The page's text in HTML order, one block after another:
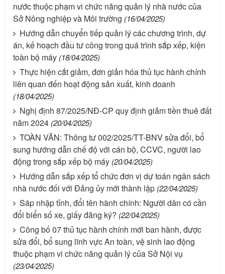
nước thuộc phạm vi chức năng quản lý nhà nước của
Sở Nông nghiệp và Môi trường (16/04/2025)
Hướng dẫn chuyển tiếp quản lý các chương trình, dự
án, kế hoạch đầu tư công trong quá trình sắp xếp, kiện
toàn bộ máy (18/04/2025)
Thực hiện cắt giảm, đơn giản hóa thủ tục hành chính
liên quan đến hoạt động sản xuất, kinh doanh
(18/04/2025)
Nghị định 87/2025/NĐ-CP quy định giảm tiền thuê đất
năm 2024 (20/04/2025)
TOÀN VĂN: Thông tư 002/2025/TT-BNV sửa đổi, bổ
sung hướng dẫn chế độ với cán bộ, CCVC, người lao
động trong sắp xếp bộ máy (20/04/2025)
Hướng dẫn sắp xếp tổ chức đơn vị dự toán ngân sách
nhà nước đối với Đảng ủy mới thành lập (22/04/2025)
Sáp nhập tỉnh, đổi tên hành chính: Người dân có cần
đổi biển số xe, giấy đăng ký? (22/04/2025)
Công bố 07 thủ tục hành chính mới ban hành, được
sửa đổi, bổ sung lĩnh vực An toàn, vệ sinh lao động
thuộc phạm vi chức năng quản lý của Sở Nội vụ
(23/04/2025)